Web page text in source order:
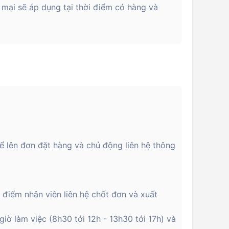
sẽ áp dụng tại thời điểm có hàng và
lên đơn đặt hàng và chủ động liên hệ thông
nhân viên liên hệ chốt đơn và xuất
làm việc (8h30 tới 12h - 13h30 tới 17h) và